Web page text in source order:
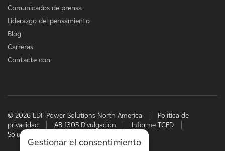
Comunicados de prensa
Liderazgo del pensamiento
Blog
Carreras
Contacte con
© 2026 EDF Power Solutions North America
Política de
privacidad
AB 1305 Divulgación
Informe TCFD
Soluciones energéticas de EDF
Gestionar el consentimiento